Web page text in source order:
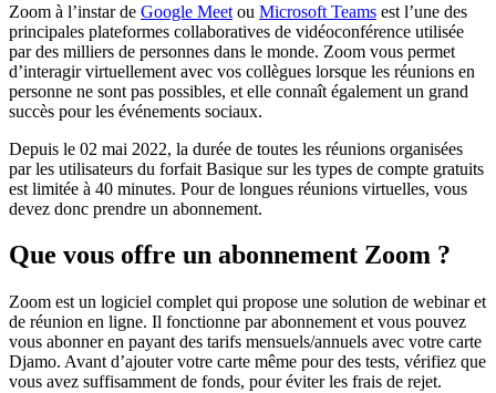
Zoom à l’instar de Google Meet ou Microsoft Teams est l’une des
principales plateformes collaboratives de vidéoconférence utilisée
par des milliers de personnes dans le monde. Zoom vous permet
d’interagir virtuellement avec vos collègues lorsque les réunions en
personne ne sont pas possibles, et elle connaît également un grand
succès pour les événements sociaux.
Depuis le 02 mai 2022, la durée de toutes les réunions organisées
par les utilisateurs du forfait Basique sur les types de compte gratuits
est limitée à 40 minutes. Pour de longues réunions virtuelles, vous
devez donc prendre un abonnement.
Que vous offre un abonnement Zoom ?
Zoom est un logiciel complet qui propose une solution de webinar et
de réunion en ligne. Il fonctionne par abonnement et vous pouvez
vous abonner en payant des tarifs mensuels/annuels avec votre carte
Djamo. Avant d’ajouter votre carte même pour des tests, vérifiez que
vous avez suffisamment de fonds, pour éviter les frais de rejet.